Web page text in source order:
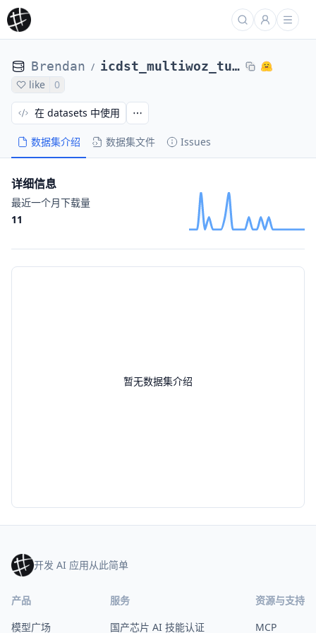
Brendan / icdst_multiwoz_turns_v24
like 0
数据集介绍 数据集文件 Issues
在 datasets 中使用
暂无数据集介绍
详细信息
最近一个月下载量
11
开发 AI 应用从此简单
产品
模型广场
服务
国产芯片 AI 技能认证
资源与支持
MCP